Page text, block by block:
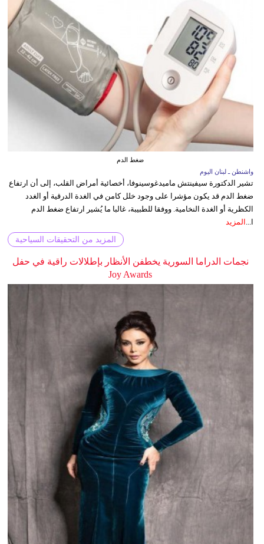
ضغط الدم
واشنطن ـ لبنان اليوم
تشير الدكتورة سيفينتش ماميدغوسينوفا، أخصائية أمراض القلب، إلى أن ارتفاع
ضغط الدم قد يكون مؤشرا على وجود خلل كامن في الغدة الدرقية أو الغدد
الكظرية أو الغدة النخامية. ووفقا للطبيبة، غالبا ما يُشير ارتفاع ضغط الدم
ا... المزيد
المزيد من التحقيقات السياحية
نجمات الدراما السورية يخطفن الأنظار بإطلالات راقية في حفل
Joy Awards